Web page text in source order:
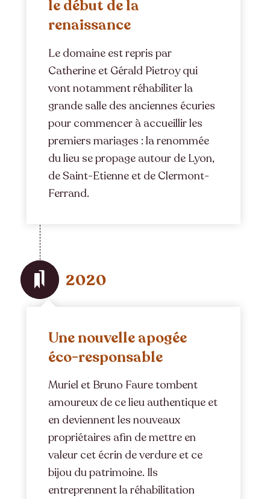
le début de la
renaissance
Le domaine est repris par
Catherine et Gérald Pietroy qui
vont notamment réhabiliter la
grande salle des anciennes écuries
pour commencer à accueillir les
premiers mariages : la renommée
du lieu se propage autour de Lyon,
de Saint-Etienne et de Clermont-
Ferrand.
2020
Une nouvelle apogée
éco-responsable
Muriel et Bruno Faure tombent
amoureux de ce lieu authentique et
en deviennent les nouveaux
propriétaires afin de mettre en
valeur cet écrin de verdure et ce
bijou du patrimoine. Ils
entreprennent la réhabilitation